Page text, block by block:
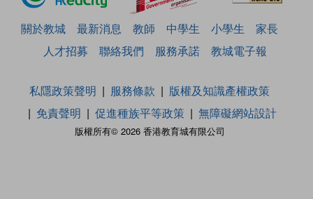
關於教城 最新消息 教師 中學生 小學生
家長
人才招募
聯絡我們 服務承諾 教城電子報
版權所有© 2026 香港教育城有限公司
私隱政策聲明 服務條款
版權及知識產權政策
免責聲明
促進種族平等政策 無障礙網站設計